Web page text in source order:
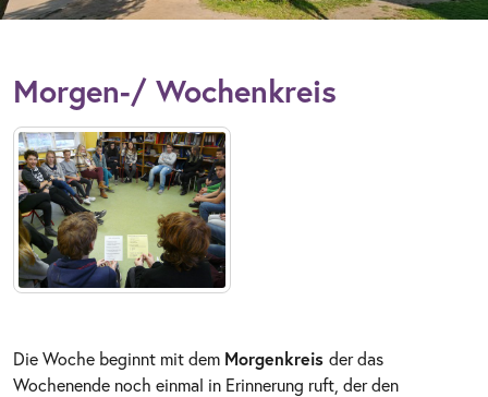
Morgen-/ Wochenkreis
Die Woche beginnt mit dem Morgenkreis der das
Wochenende noch einmal in Erinnerung ruft, der den